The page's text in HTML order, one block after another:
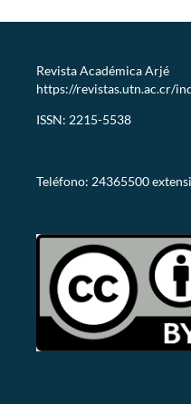
Revista Académica Arjé
https://revistas.utn.ac.cr/
ISSN: 2215-5538
Teléfono: 24365500